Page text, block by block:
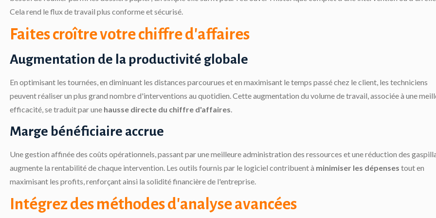
Cela rend le flux de travail plus conforme et sécurisé.
Faites croître votre chiffre d'affaires
Augmentation de la productivité globale
En optimisant les tournées, en diminuant les distances parcourues et en maximisant le temps passé chez le client, les techniciens
peuvent réaliser un plus grand nombre d'interventions au quotidien. Cette augmentation du volume de travail, associée à une
efficacité, se traduit par une hausse directe du chiffre d'affaires.
Marge bénéficiaire accrue
Une gestion affinée des coûts opérationnels, passant par une meilleure administration des ressources et une réduction des
augmente la rentabilité de chaque intervention. Les outils fournis par le logiciel contribuent à minimiser les dépenses tout en
maximisant les profits, renforçant ainsi la solidité financière de l'entreprise.
Intégrez des méthodes d'analyse avancées